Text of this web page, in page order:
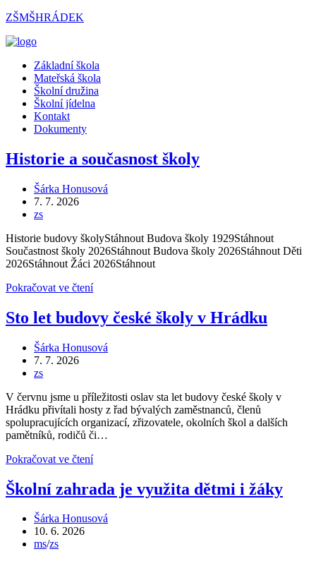
Přejít
obsahu
ZŠMŠHRÁDEK
Menu
Základní škola
Mateřská škola
Školní družina
Školní jídelna
Kontakt
Dokumenty
Historie a současnost školy
Autor
příspěvku
Šárka Honusová
Příspěvek
byl
7. 7. 2026
Rubriky
zs
Historie budovy školyStáhnout Budova školy 1929Stáhnout
Součastnost školy 2026Stáhnout Budova školy 2026Stáhnout Děti
2026Stáhnout Žáci 2026Stáhnout
Pokračovat ve čteníHistorie
současnost
školy
Sto let budovy české školy v Hrádku
Autor
příspěvku
Šárka Honusová
Příspěvek
byl
7. 7. 2026
Rubriky
zs
V červnu jsme u příležitosti oslav sta let budovy české školy v
Hrádku přivítali hosty z řad bývalých zaměstnanců, členů
spolupracujících organizací, zřizovatele, okolních škol a dalších
pamětníků, rodičů či…
Pokračovat ve čteníSto
budovy
české
v
Školní zahrada je využita dětmi i žáky
Autor
příspěvku
Šárka Honusová
Příspěvek
byl
10. 6. 2026
Rubriky
ms/zs